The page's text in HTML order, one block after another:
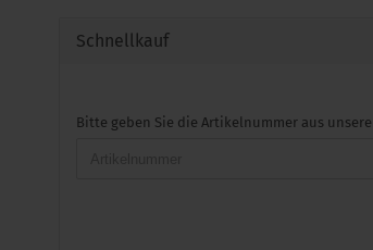
Schnellkauf
BITTE
Bitte geben Sie die Artikelnummer aus